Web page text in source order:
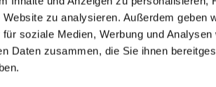
zu analysieren. Außerdem geben
soziale Medien, Werbung und
Daten zusammen, die Sie ihnen